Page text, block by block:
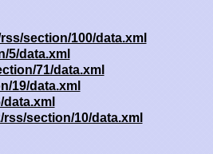
section/100/data.xml
5/data.xml
71/data.xml
19/data.xml
section/10/data.xml